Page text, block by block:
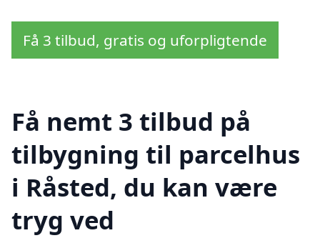
Få 3 tilbud, gratis og uforpligtende
Få nemt 3 tilbud på
tilbygning til parcelhus
i Råsted, du kan være
tryg ved